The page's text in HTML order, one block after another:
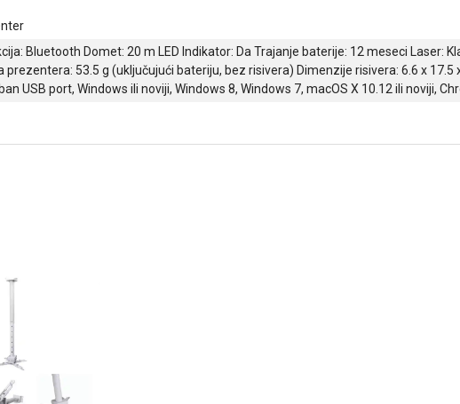
Bluetooth Domet: 20 m LED Indikator: Da Trajanje baterije: 12 meseci Laser:
prezentera: 53.5 g (uključujući bateriju, bez risivera) Dimenzije risivera: 6.6 x
USB port, Windows ili noviji, Windows 8, Windows 7, macOS X 10.12 ili noviji,